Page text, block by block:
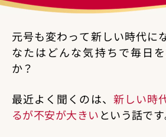
元号も変わって新しい時代に
なたはどんな気持ちで毎日
か？
最近よく聞くのは、 新しい時
るが不安が大きいという話です